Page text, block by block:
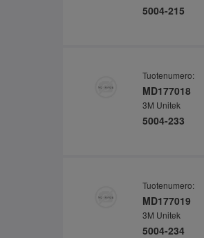
5004-215
Tuotenumero:
MD177018
3M Unitek
5004-233
Tuotenumero:
MD177019
3M Unitek
5004-234